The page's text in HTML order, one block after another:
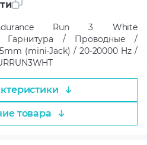
Run 3 White
/ Гарнитура / Проводные /
(mini-Jack) / 20-20000 Hz /
товара